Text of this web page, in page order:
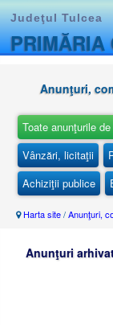
Judeţul Tulcea
PRIMĂRIA
Anunţuri,
Toate anunţurile
Vânzări, licitaţii
Achiziţii publice
Harta site/Anunţuri,
Anunţuri